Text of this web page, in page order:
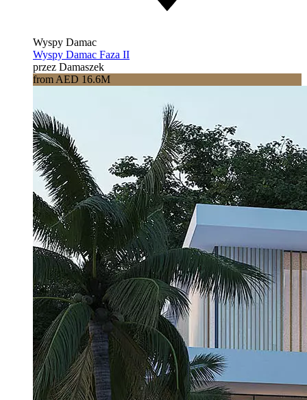
Wyspy Damac
Wyspy Damac Faza II
przez Damaszek
from AED 16.6M